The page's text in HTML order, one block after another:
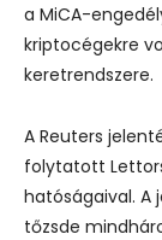
a MiCA-
kriptocégekre
keretrendszere.
A Reuters
folytatott
hatóságaival. A
tőzsde